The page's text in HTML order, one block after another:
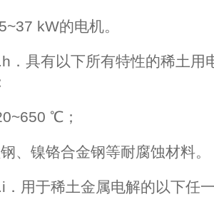
kW的电机。
．具有以下所有特性的稀土
℃；
、镍铬合金钢等耐腐蚀材料。
．用于稀土金属电解的以下任